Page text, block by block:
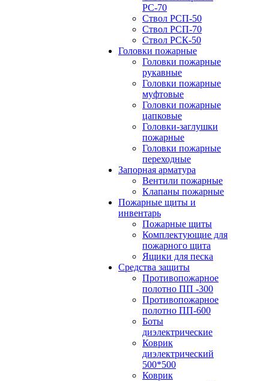
РС-70
Ствол РСП-50
Ствол РСП-70
Ствол РСК-50
Головки пожарные
Головки пожарные
рукавные
Головки пожарные
муфтовые
Головки пожарные
цапковые
Головки-заглушки
пожарные
Головки пожарные
переходные
Запорная арматура
Вентили пожарные
Клапаны пожарные
Пожарные щиты и
инвентарь
Пожарные щиты
Комплектующие для
пожарного щита
Ящики для песка
Средства защиты
Противопожарное
полотно ПП -300
Противопожарное
полотно ПП-600
Боты
диэлектрические
Коврик
диэлектрический
500*500
Коврик